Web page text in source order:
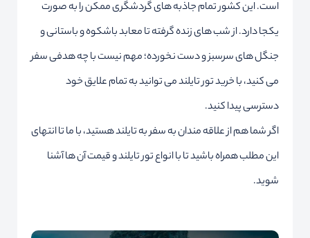
است. این کشور تمام جاذبه های گردشگری ممکن را به صورت
یکجا دارد. از شب های زنده گرفته تا معابد باشکوه و باستانی و
جنگل های سرسبز و دست نخورده؛ مهم نیست با چه هدفی سفر
می کنید، با خرید تور تایلند می توانید به تمام علایق خود
دسترسی پیدا کنید.
اگر شما هم از علاقه مندان به سفر به تایلند هستید، با ما تا انتهای
این مطلب همراه باشید تا با انواع تور تایلند و قیمت آن ها آشنا
شوید.